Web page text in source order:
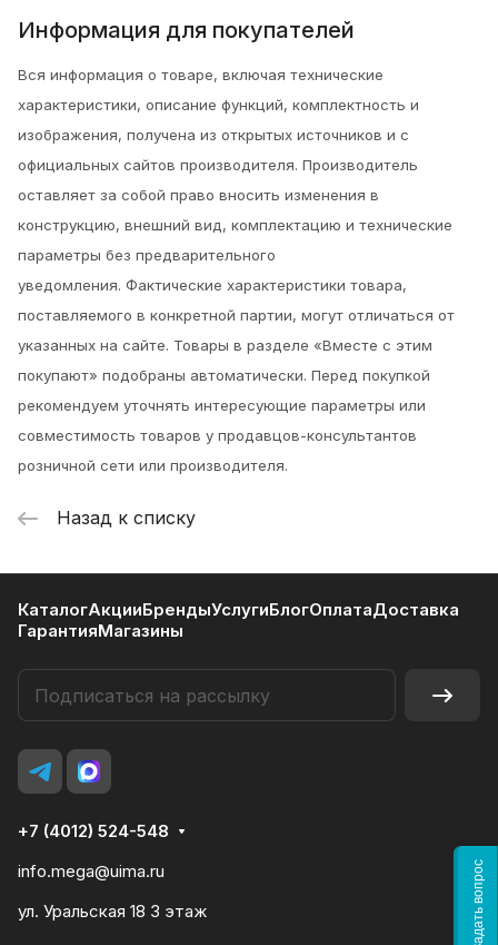
Информация для покупателей
Вся информация о товаре, включая технические
характеристики, описание функций, комплектность и
изображения, получена из открытых источников и с
официальных сайтов производителя. Производитель
оставляет за собой право вносить изменения в
конструкцию, внешний вид, комплектацию и технические
параметры без предварительного
уведомления. Фактические характеристики товара,
поставляемого в конкретной партии, могут отличаться от
указанных на сайте. Товары в разделе «Вместе с этим
покупают» подобраны автоматически. Перед покупкой
рекомендуем уточнять интересующие параметры или
совместимость товаров у продавцов-консультантов
розничной сети или производителя.
Назад к списку
КаталогАкцииБрендыУслугиБлогОплатаДоставка
ГарантияМагазины
+7 (4012) 524-548
info.mega@uima.ru
ул. Уральская 18 3 этаж
Задать вопрос